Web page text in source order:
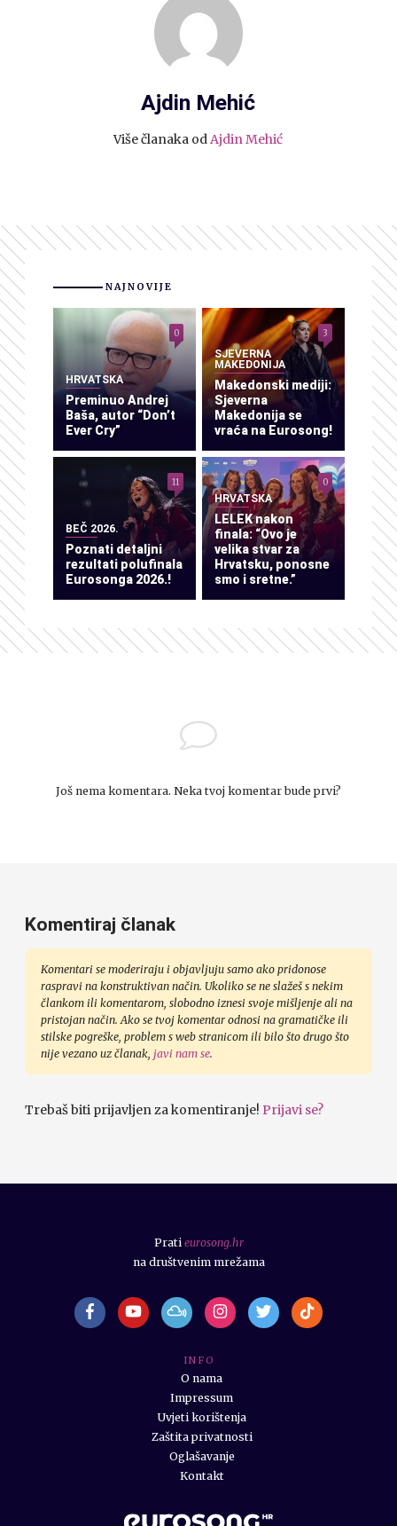
Ajdin Mehić
Više članaka od Ajdin Mehić
NAJNOVIJE
HRVATSKA
Preminuo Andrej
Baša, autor “Don’t
Ever Cry”
0
SJEVERNA
MAKEDONIJA
Makedonski mediji:
Sjeverna
Makedonija se
vraća na Eurosong!
3
BEČ 2026.
Poznati detaljni
rezultati polufinala
Eurosonga 2026.!
11
HRVATSKA
LELEK nakon
finala: “Ovo je
velika stvar za
Hrvatsku, ponosne
smo i sretne.”
0
Još nema komentara. Neka tvoj komentar bude prvi?
Komentiraj članak
Komentari se moderiraju i objavljuju samo ako pridonose
raspravi na konstruktivan način. Ukoliko se ne slažeš s nekim
člankom ili komentarom, slobodno iznesi svoje mišljenje ali na
pristojan način. Ako se tvoj komentar odnosi na gramatičke ili
stilske pogreške, problem s web stranicom ili bilo što drugo što
nije vezano uz članak, javi nam se.
Trebaš biti prijavljen za komentiranje! Prijavi se?
I N F O
O nama
Impressum
Uvjeti korištenja
Zaštita privatnosti
Oglašavanje
Kontakt
Prati eurosong.hr
na društvenim mrežama